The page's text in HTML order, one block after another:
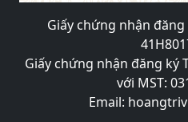
Giấy chứng nhận
Giấy chứng nhận đăng ký
với MST:
Email: